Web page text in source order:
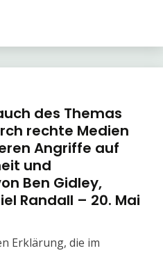
des Themas
rechte Medien
Angriffe auf
und
Ben Gidley,
Randall – 20. Mai
Erklärung, die im